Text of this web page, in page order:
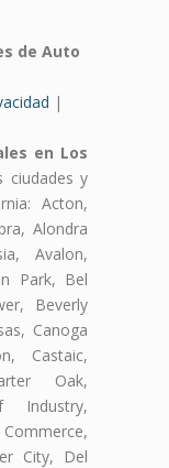
de Auto
|
en Los
ciudades y
Acton,
Alondra
Avalon,
Park, Bel
Beverly
Canoga
Castaic,
Oak,
Industry,
City, Del